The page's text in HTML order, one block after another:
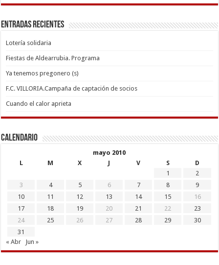
Entradas recientes
Lotería solidaria
Fiestas de Aldearrubia. Programa
Ya tenemos pregonero (s)
F.C. VILLORIA.Campaña de captación de socios
Cuando el calor aprieta
Calendario
mayo 2010
L
M X J V S
D
1
2
3
4 5 6 7 8
9
10
11 12 13 14 15
16
17
18 19 20 21 22
23
24
25 26 27 28 29
30
31
« Abr
Jun »